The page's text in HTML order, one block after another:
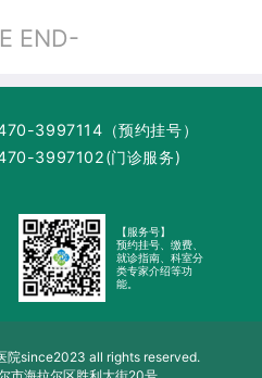
END-
3997114（预约挂号）
3997102(门诊服务)
【服务号】
预约挂号、缴费、
就诊指南、科室分
类专家介绍等功
能。
院since2023 all rights reserved.